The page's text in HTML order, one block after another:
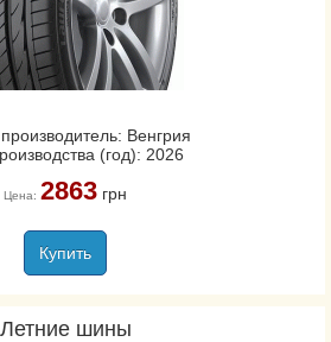
Венгрия
(год): 2026
Цена: 2863грн
Купить
Летние шины